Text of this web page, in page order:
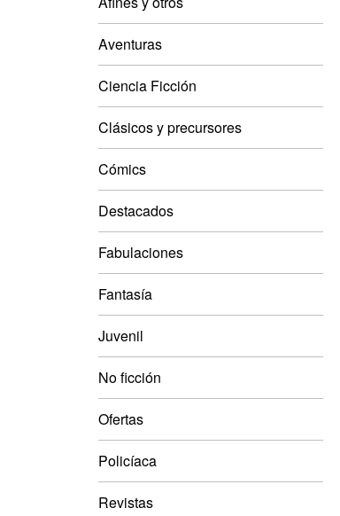
Aventuras
Ciencia Ficción
Clásicos y precursores
Cómics
Destacados
Fabulaciones
Fantasía
Juvenil
No ficción
Ofertas
Policíaca
Revistas